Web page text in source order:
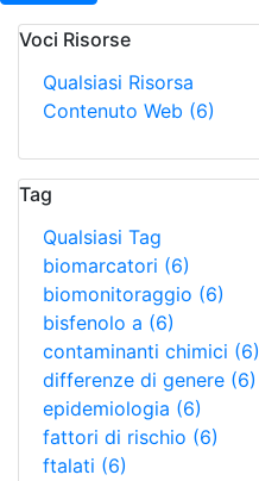
Voci Risorse
Qualsiasi Risorsa
Contenuto Web (6)
Tag
Qualsiasi Tag
biomarcatori (6)
biomonitoraggio (6)
bisfenolo a (6)
contaminanti chimici (6)
differenze di genere (6)
epidemiologia (6)
fattori di rischio (6)
ftalati (6)